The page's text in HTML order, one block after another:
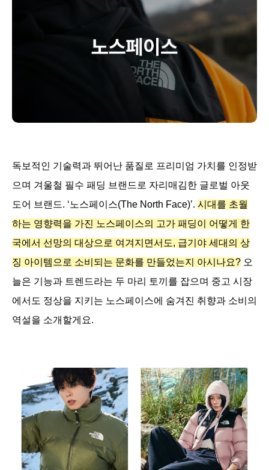
독보적인 기술력과 뛰어난 품질로 프리미엄 가치를 인정받
으며 겨울철 필수 패딩 브랜드로 자리매김한 글로벌 아웃
도어 브랜드. ‘노스페이스(The North Face)’. 시대를 초월
하는 영향력을 가진 노스페이스의 고가 패딩이 어떻게 한
국에서 선망의 대상으로 여겨지면서도, 급기야 세대의 상
징 아이템으로 소비되는 문화를 만들었는지 아시나요? 오
늘은 기능과 트렌드라는 두 마리 토끼를 잡으며 중고 시장
에서도 정상을 지키는 노스페이스에 숨겨진 취향과 소비의
역설을 소개할게요.